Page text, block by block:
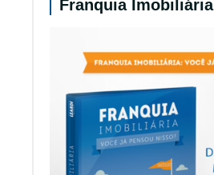
Franquia Imobiliária